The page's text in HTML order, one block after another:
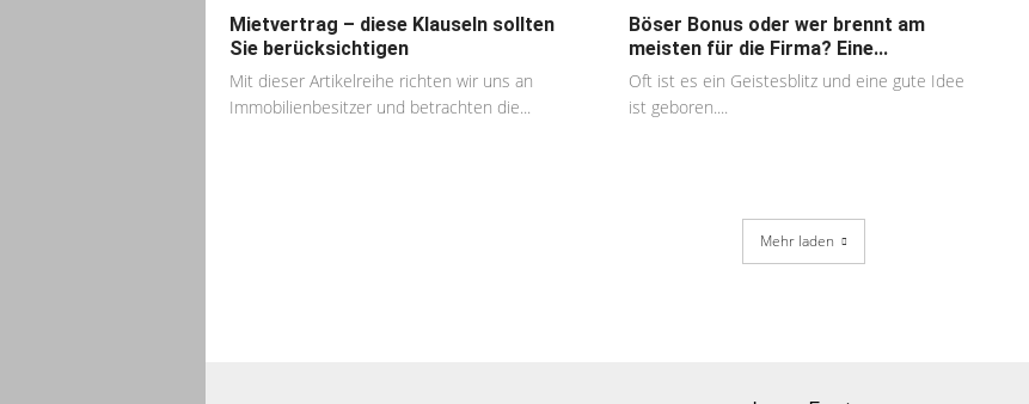
Mietvertrag – diese Klauseln sollten
Sie berücksichtigen
Mit dieser Artikelreihe richten wir uns an
Immobilienbesitzer und betrachten die...
Böser Bonus oder wer brennt am
meisten für die Firma? Eine...
Oft ist es ein Geistesblitz und eine gute Idee
ist geboren....
Mehr laden